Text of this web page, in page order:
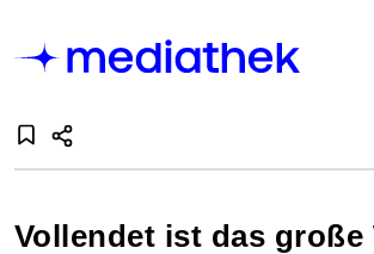
Vollendet ist das große